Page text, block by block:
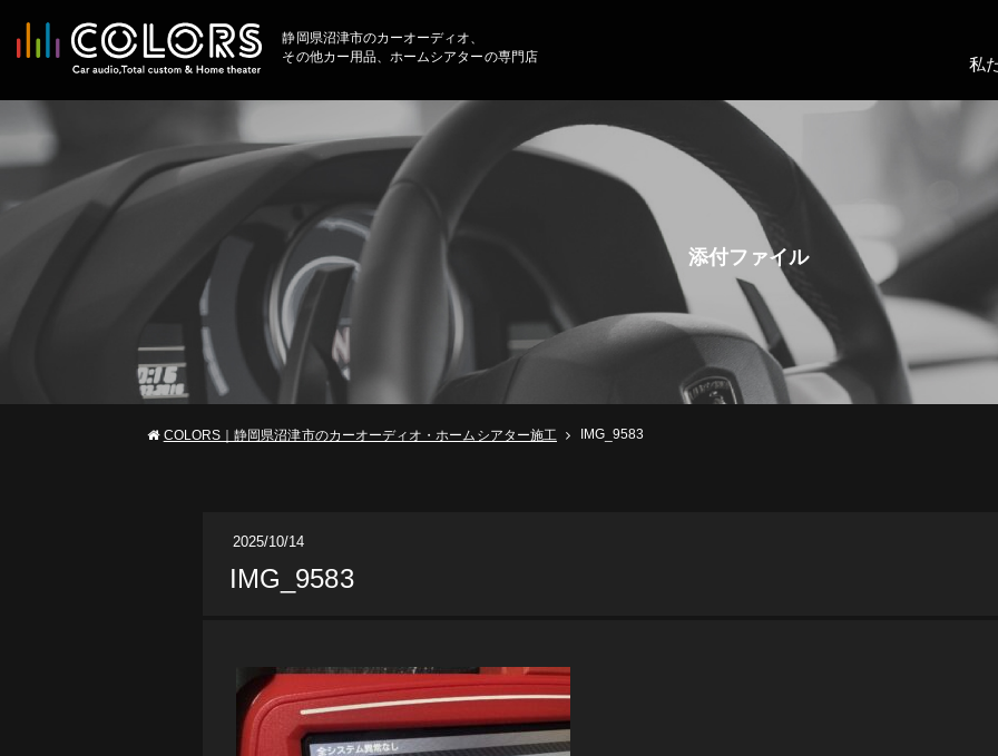
静岡県沼津市のカーオーディオ、
その他カー用品、ホームシアターの専門店
私
添付ファイル
COLORS｜静岡県沼津市のカーオーディオ・ホームシアター施工 IMG_9583
2025/10/14
IMG_9583